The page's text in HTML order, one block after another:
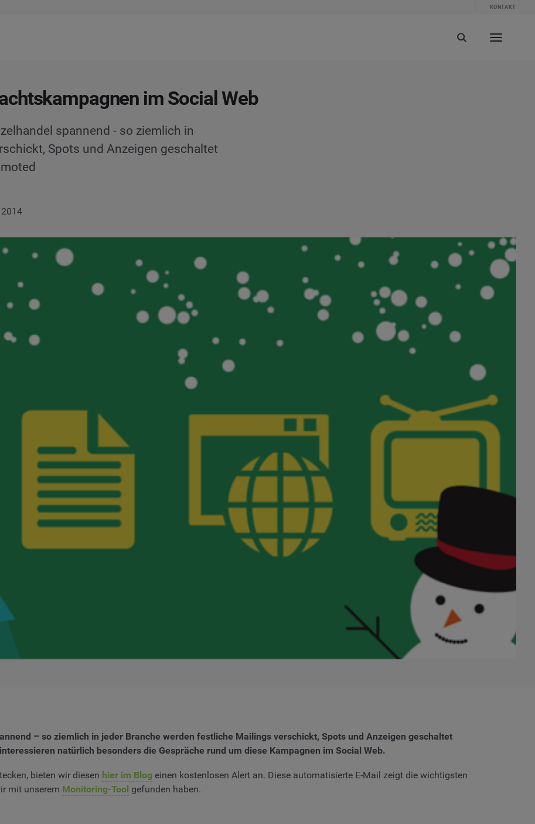
KONTAKT
im Social Web
spannend - so ziemlich in
Spots und Anzeigen geschaltet
– so ziemlich in jeder Branche werden festliche Mailings verschickt, Spots und Anzeigen geschaltet
natürlich besonders die Gespräche rund um diese Kampagnen im Social Web.
bieten wir diesen hier im Blog einen kostenlosen Alert an. Diese automatisierte E-Mail zeigt die wichtigsten
mit unserem Monitoring-Tool gefunden haben.